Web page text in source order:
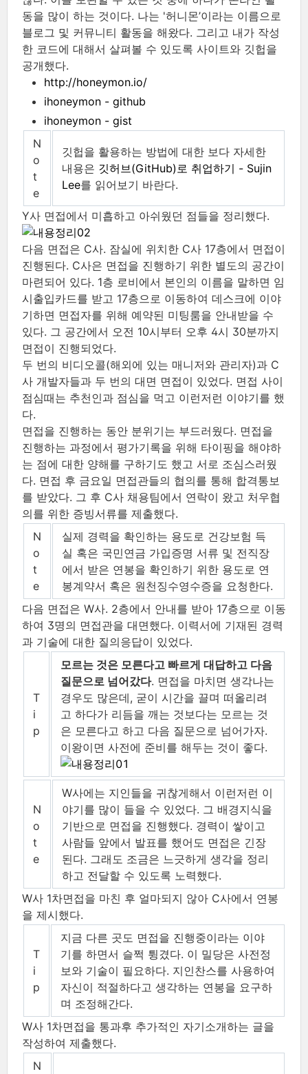
동을 많이 하는 것이다. 나는 '허니몬’이라는 이름으로
블로그 및 커뮤니티 활동을 해왔다. 그리고 내가 작성
한 코드에 대해서 살펴볼 수 있도록 사이트와 깃헙을
공개했다.
http://honeymon.io/
ihoneymon - github
ihoneymon - gist
N
o
t
e
깃헙을 활용하는 방법에 대한 보다 자세한
내용은 깃허브(GitHub)로 취업하기 - Sujin
Lee를 읽어보기 바란다.
Y사 면접에서 미흡하고 아쉬웠던 점들을 정리했다.
다음 면접은 C사. 잠실에 위치한 C사 17층에서 면접이
진행된다. C사은 면접을 진행하기 위한 별도의 공간이
마련되어 있다. 1층 로비에서 본인의 이름을 말하면 임
시출입카드를 받고 17층으로 이동하여 데스크에 이야
기하면 면접자를 위해 예약된 미팅룸을 안내받을 수
있다. 그 공간에서 오전 10시부터 오후 4시 30분까지
면접이 진행되었다.
두 번의 비디오콜(해외에 있는 매니저와 관리자)과 C
사 개발자들과 두 번의 대면 면접이 있었다. 면접 사이
점심때는 추천인과 점심을 먹고 이런저런 이야기를 했
다.
면접을 진행하는 동안 분위기는 부드러웠다. 면접을
진행하는 과정에서 평가기록을 위해 타이핑을 해야하
는 점에 대한 양해를 구하기도 했고 서로 조심스러웠
다. 면접 후 금요일 면접관들의 협의를 통해 합격통보
를 받았다. 그 후 C사 채용팀에서 연락이 왔고 처우협
의를 위한 증빙서류를 제출했다.
N
o
t
e
실제 경력을 확인하는 용도로 건강보험 득
실 혹은 국민연금 가입증명 서류 및 전직장
에서 받은 연봉을 확인하기 위한 용도로 연
봉계약서 혹은 원천징수영수증을 요청한다.
다음 면접은 W사. 2층에서 안내를 받아 17층으로 이동
하여 3명의 면접관을 대면했다. 이력서에 기재된 경력
과 기술에 대한 질의응답이 있었다.
T
i
p
모르는 것은 모른다고 빠르게 대답하고 다음
질문으로 넘어갔다. 면접을 마치면 생각나는
경우도 많은데, 굳이 시간을 끌며 떠올리려
고 하다가 리듬을 깨는 것보다는 모르는 것
은 모른다고 하고 다음 질문으로 넘어가자.
이왕이면 사전에 준비를 해두는 것이 좋다.
N
o
t
e
W사에는 지인들을 귀찮게해서 이런저런 이
야기를 많이 들을 수 있었다. 그 배경지식을
기반으로 면접을 진행했다. 경력이 쌓이고
사람들 앞에서 발표를 했어도 면접은 긴장
된다. 그래도 조금은 느긋하게 생각을 정리
하고 전달할 수 있도록 노력했다.
W사 1차면접을 마친 후 얼마되지 않아 C사에서 연봉
을 제시했다.
T
i
p
지금 다른 곳도 면접을 진행중이라는 이야
기를 하면서 슬쩍 튕겼다. 이 밀당은 사전정
보와 기술이 필요하다. 지인찬스를 사용하여
자신이 적절하다고 생각하는 연봉을 요구하
며 조정해간다.
W사 1차면접을 통과후 추가적인 자기소개하는 글을
작성하여 제출했다.
N